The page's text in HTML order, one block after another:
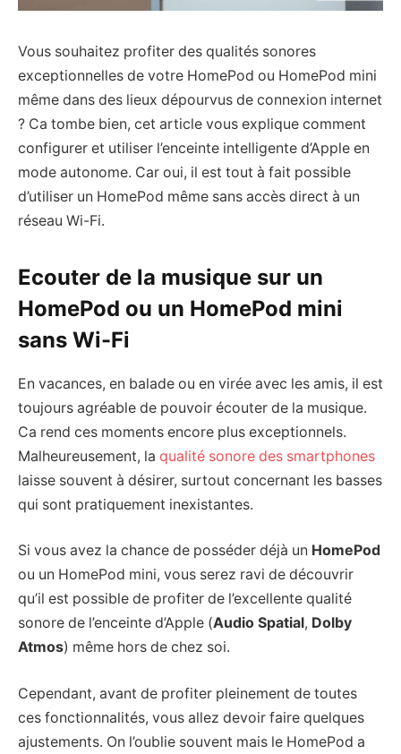
Vous souhaitez profiter des qualités sonores
exceptionnelles de votre HomePod ou HomePod mini
même dans des lieux dépourvus de connexion internet
? Ca tombe bien, cet article vous explique comment
configurer et utiliser l’enceinte intelligente d’Apple en
mode autonome. Car oui, il est tout à fait possible
d’utiliser un HomePod même sans accès direct à un
réseau Wi-Fi.
Ecouter de la musique sur un
HomePod ou un HomePod mini
sans Wi-Fi
En vacances, en balade ou en virée avec les amis, il est
toujours agréable de pouvoir écouter de la musique.
Ca rend ces moments encore plus exceptionnels.
Malheureusement, la qualité sonore des smartphones
laisse souvent à désirer, surtout concernant les basses
qui sont pratiquement inexistantes.
Si vous avez la chance de posséder déjà un HomePod
ou un HomePod mini, vous serez ravi de découvrir
qu’il est possible de profiter de l’excellente qualité
sonore de l’enceinte d’Apple (Audio Spatial, Dolby
Atmos) même hors de chez soi.
Cependant, avant de profiter pleinement de toutes
ces fonctionnalités, vous allez devoir faire quelques
ajustements. On l’oublie souvent mais le HomePod a